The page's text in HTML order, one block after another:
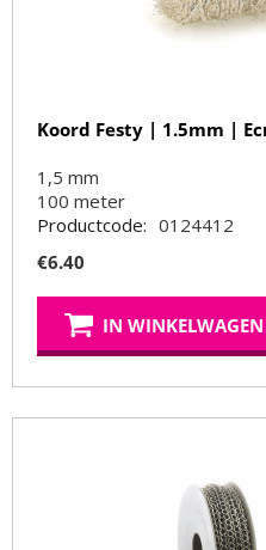
Koord Festy | 1.5mm |
1,5 mm
100 meter
Productcode: 0124412
€6.40
IN WINKELWAGEN